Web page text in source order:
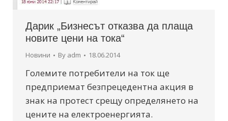
Дарик „Бизнесът отказва да плаща
новите цени на тока“
Новини By adm 18.06.2014
Големите потребители на ток ще
предприемат безпрецедентна акция в
знак на протест срещу определянето на
цените на електроенергията.